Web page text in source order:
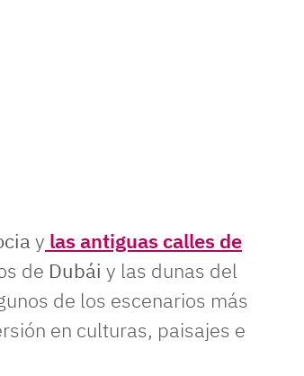
y las antiguas calles de
de Dubái y las dunas del
de los escenarios más
en culturas, paisajes e